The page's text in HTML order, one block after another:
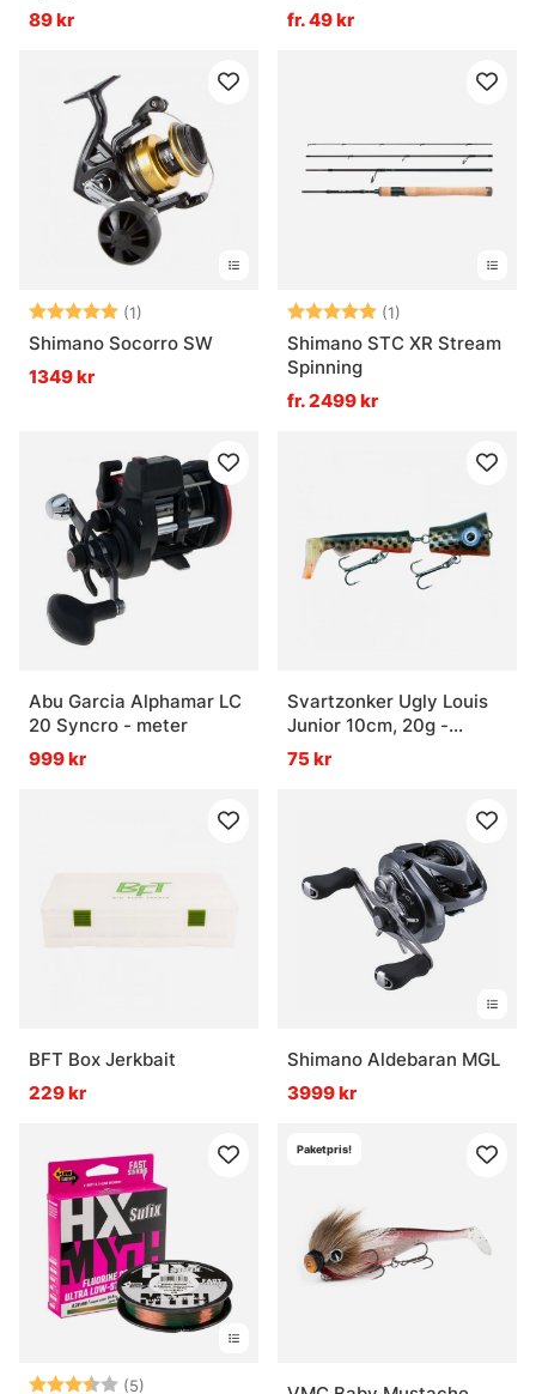
89 kr
fr. 49 kr
Betyg: (1)
5.0 utav 5 stjärnor
Shimano Socorro SW
1349 kr
Betyg: (1)
Shimano STC XR Stream
Spinning
fr. 2499 kr
Abu Garcia Alphamar LC
20 Syncro - meter
999 kr
Svartzonker Ugly Louis
Junior 10cm, 20g -
Smokey
75 kr
BFT Box Jerkbait
229 kr
Shimano Aldebaran MGL
3999 kr
Betyg: (5) 3.4 utav 5 stjärnor
Paketpris!